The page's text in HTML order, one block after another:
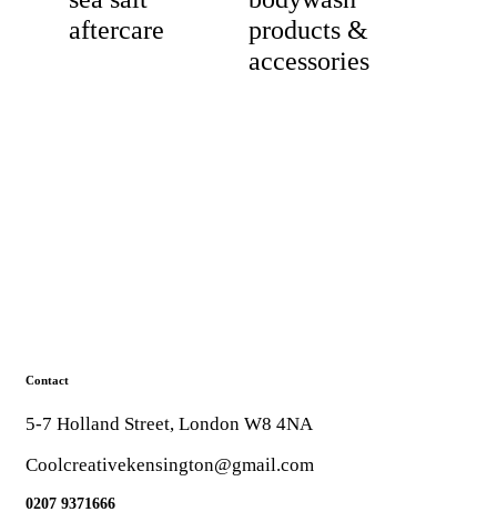
aftercare
products &
accessories
Contact
5-7 Holland Street, London W8 4NA
Coolcreativekensington@gmail.com
0207 9371666